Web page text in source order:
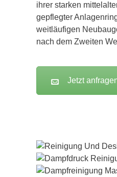
ihrer starken
gepflegter
weitläufigen
nach dem Zweiten
Jetzt